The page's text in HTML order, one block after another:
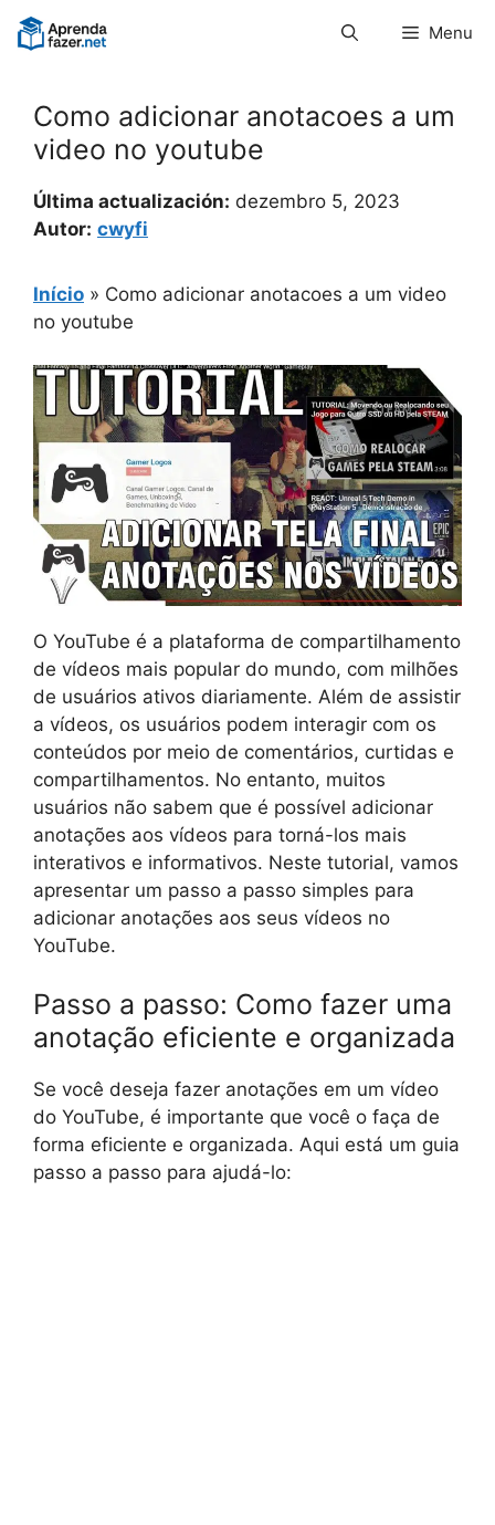
Pular
para
Menu
Como adicionar anotacoes a um
video no youtube
Última actualización: dezembro 5, 2023
Autor: cwyfi
Início » Como adicionar anotacoes a um video
no youtube
O YouTube é a plataforma de compartilhamento
de vídeos mais popular do mundo, com milhões
de usuários ativos diariamente. Além de assistir
a vídeos, os usuários podem interagir com os
conteúdos por meio de comentários, curtidas e
compartilhamentos. No entanto, muitos
usuários não sabem que é possível adicionar
anotações aos vídeos para torná-los mais
interativos e informativos. Neste tutorial, vamos
apresentar um passo a passo simples para
adicionar anotações aos seus vídeos no
YouTube.
Passo a passo: Como fazer uma
anotação eficiente e organizada
Se você deseja fazer anotações em um vídeo
do YouTube, é importante que você o faça de
forma eficiente e organizada. Aqui está um guia
passo a passo para ajudá-lo: